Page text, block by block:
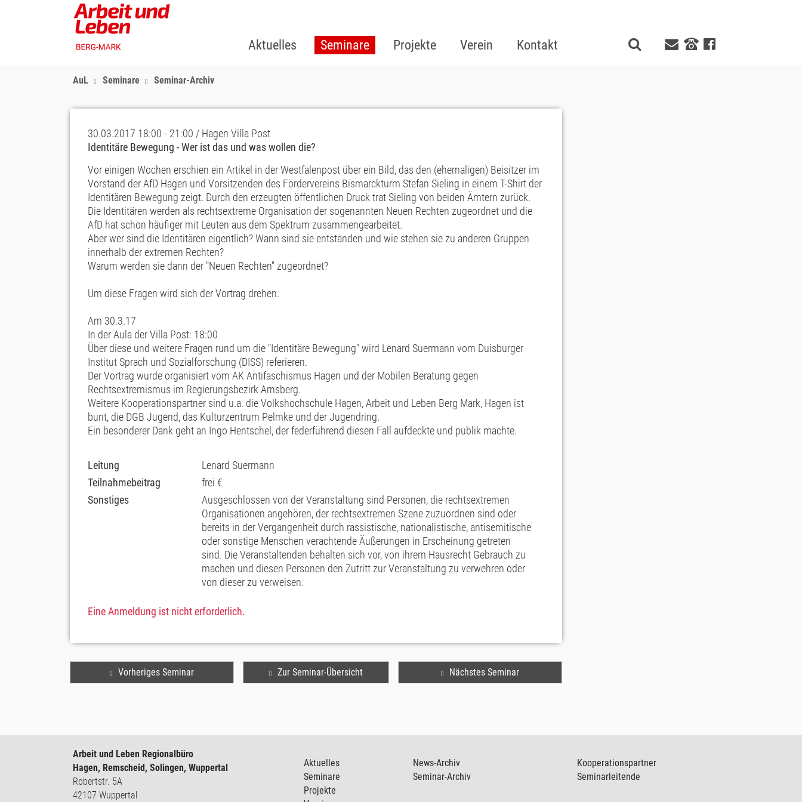
Aktuelles Seminare Projekte Verein Kontakt
AuL Seminare Seminar-Archiv
30.03.2017 18:00 - 21:00 / Hagen Villa Post
Identitäre Bewegung - Wer ist das und was wollen die?
Vor einigen Wochen erschien ein Artikel in der Westfalenpost über ein Bild, das den (ehemaligen) Beisitzer im
Vorstand der AfD Hagen und Vorsitzenden des Fördervereins Bismarckturm Stefan Sieling in einem T-Shirt der
Identitären Bewegung zeigt. Durch den erzeugten öffentlichen Druck trat Sieling von beiden Ämtern zurück.
Die Identitären werden als rechtsextreme Organisation der sogenannten Neuen Rechten zugeordnet und die
AfD hat schon häufiger mit Leuten aus dem Spektrum zusammengearbeitet.
Aber wer sind die Identitären eigentlich? Wann sind sie entstanden und wie stehen sie zu anderen Gruppen
innerhalb der extremen Rechten?
Warum werden sie dann der "Neuen Rechten" zugeordnet?
Um diese Fragen wird sich der Vortrag drehen.
Am 30.3.17
In der Aula der Villa Post: 18:00
Über diese und weitere Fragen rund um die "Identitäre Bewegung" wird Lenard Suermann vom Duisburger
Institut Sprach und Sozialforschung (DISS) referieren.
Der Vortrag wurde organisiert vom AK Antifaschismus Hagen und der Mobilen Beratung gegen
Rechtsextremismus im Regierungsbezirk Arnsberg.
Weitere Kooperationspartner sind u.a. die Volkshochschule Hagen, Arbeit und Leben Berg Mark, Hagen ist
bunt, die DGB Jugend, das Kulturzentrum Pelmke und der Jugendring.
Ein besonderer Dank geht an Ingo Hentschel, der federführend diesen Fall aufdeckte und publik machte.
Leitung
Lenard Suermann
Teilnahmebeitrag
frei €
Sonstiges
Ausgeschlossen von der Veranstaltung sind Personen, die rechtsextremen
Organisationen angehören, der rechtsextremen Szene zuzuordnen sind oder
bereits in der Vergangenheit durch rassistische, nationalistische, antisemitische
oder sonstige Menschen verachtende Äußerungen in Erscheinung getreten
sind. Die Veranstaltenden behalten sich vor, von ihrem Hausrecht Gebrauch zu
machen und diesen Personen den Zutritt zur Veranstaltung zu verwehren oder
von dieser zu verweisen.
Eine Anmeldung ist nicht erforderlich.
Vorheriges Seminar Zur Seminar-Übersicht Nächstes Seminar
Arbeit und Leben Regionalbüro
Hagen, Remscheid, Solingen, Wuppertal
Robertstr. 5A
42107 Wuppertal
Aktuelles
Seminare
Projekte
News-Archiv
Seminar-Archiv
Kooperationspartner
Seminarleitende